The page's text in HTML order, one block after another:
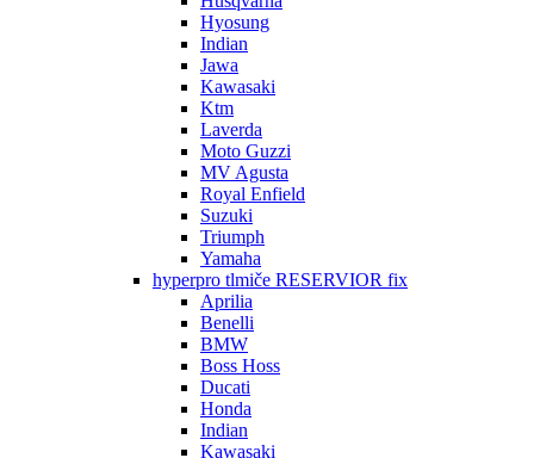
Hyosung
Indian
Jawa
Kawasaki
Ktm
Laverda
Moto Guzzi
MV Agusta
Royal Enfield
Suzuki
Triumph
Yamaha
hyperpro tlmiče RESERVIOR fix
Aprilia
Benelli
BMW
Boss Hoss
Ducati
Honda
Indian
Kawasaki